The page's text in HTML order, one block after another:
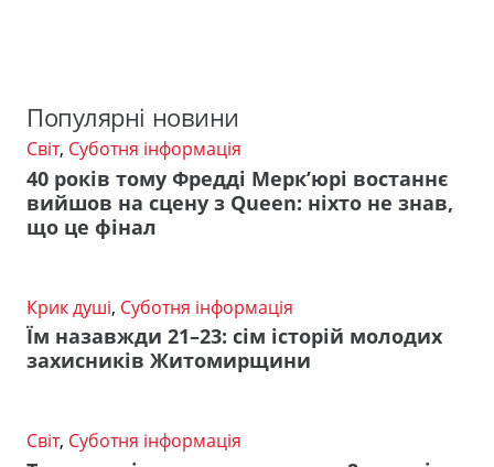
Популярні новини
Світ, Суботня інформація
40 років тому Фредді Мерк’юрі востаннє
вийшов на сцену з Queen: ніхто не знав,
що це фінал
Крик душі, Суботня інформація
Їм назавжди 21–23: сім історій молодих
захисників Житомирщини
Світ, Суботня інформація